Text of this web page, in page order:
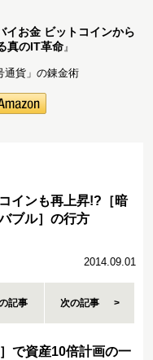
イお金 ビットコインから
真のIT革命』
通貨」の錬金術
インも再上昇!?［暗
ブル］の行方
2014.09.01
記事 次の記事
で資産10倍計画の一